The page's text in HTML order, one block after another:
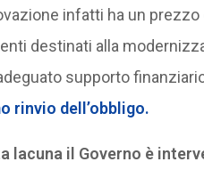
infatti ha un
destinati alla
supporto
rinvio dell’obbligo.
lacuna il Governo è